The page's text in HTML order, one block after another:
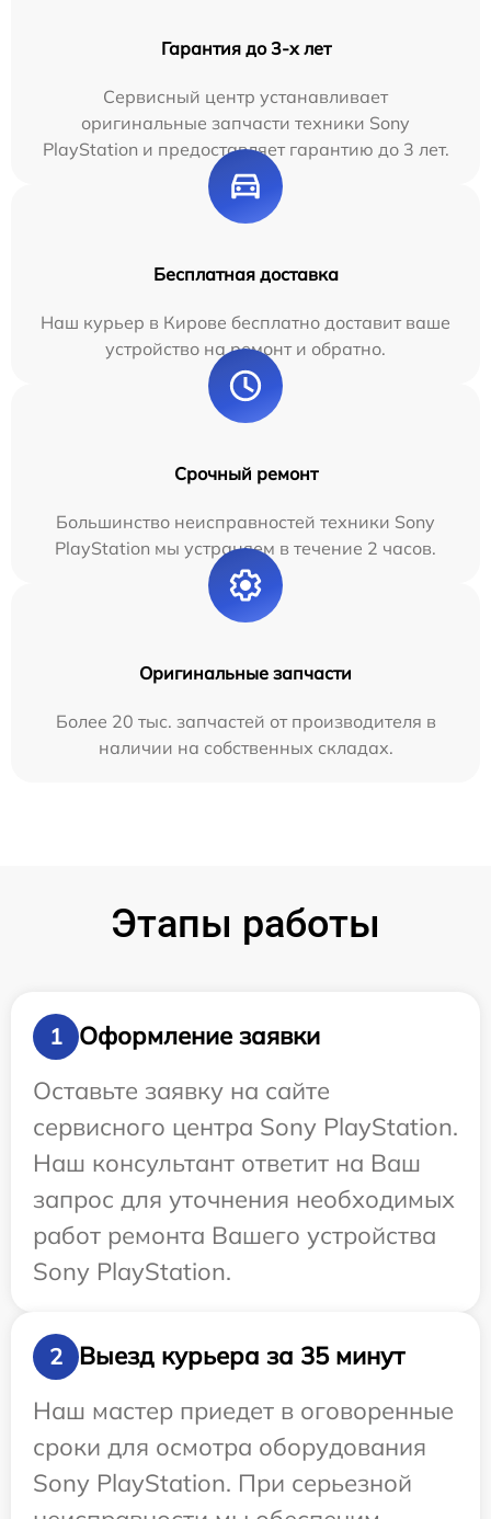
Гарантия до 3-х лет
Сервисный центр устанавливает
оригинальные запчасти техники Sony
PlayStation и предоставляет гарантию до 3 лет.
Бесплатная доставка
Наш курьер в Кирове бесплатно доставит ваше
устройство на ремонт и обратно.
Срочный ремонт
Большинство неисправностей техники Sony
PlayStation мы устраняем в течение 2 часов.
Оригинальные запчасти
Более 20 тыс. запчастей от производителя в
наличии на собственных складах.
Этапы работы
1
Оформление заявки
Оставьте заявку на сайте
сервисного центра Sony PlayStation.
Наш консультант ответит на Ваш
запрос для уточнения необходимых
работ ремонта Вашего устройства
Sony PlayStation.
2
Выезд курьера за 35 минут
Наш мастер приедет в оговоренные
сроки для осмотра оборудования
Sony PlayStation. При серьезной